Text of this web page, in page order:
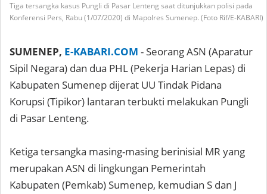
Tiga tersangka kasus Pungli di Pasar Lenteng saat ditunjukkan polisi pada
Konferensi Pers, Rabu (1/07/2020) di Mapolres Sumenep. (Foto Rif/E-KABARI)
SUMENEP, E-KABARI.COM - Seorang ASN (Aparatur
Sipil Negara) dan dua PHL (Pekerja Harian Lepas) di
Kabupaten Sumenep dijerat UU Tindak Pidana
Korupsi (Tipikor) lantaran terbukti melakukan Pungli
di Pasar Lenteng.
Ketiga tersangka masing-masing berinisial MR yang
merupakan ASN di lingkungan Pemerintah
Kabupaten (Pemkab) Sumenep, kemudian S dan J